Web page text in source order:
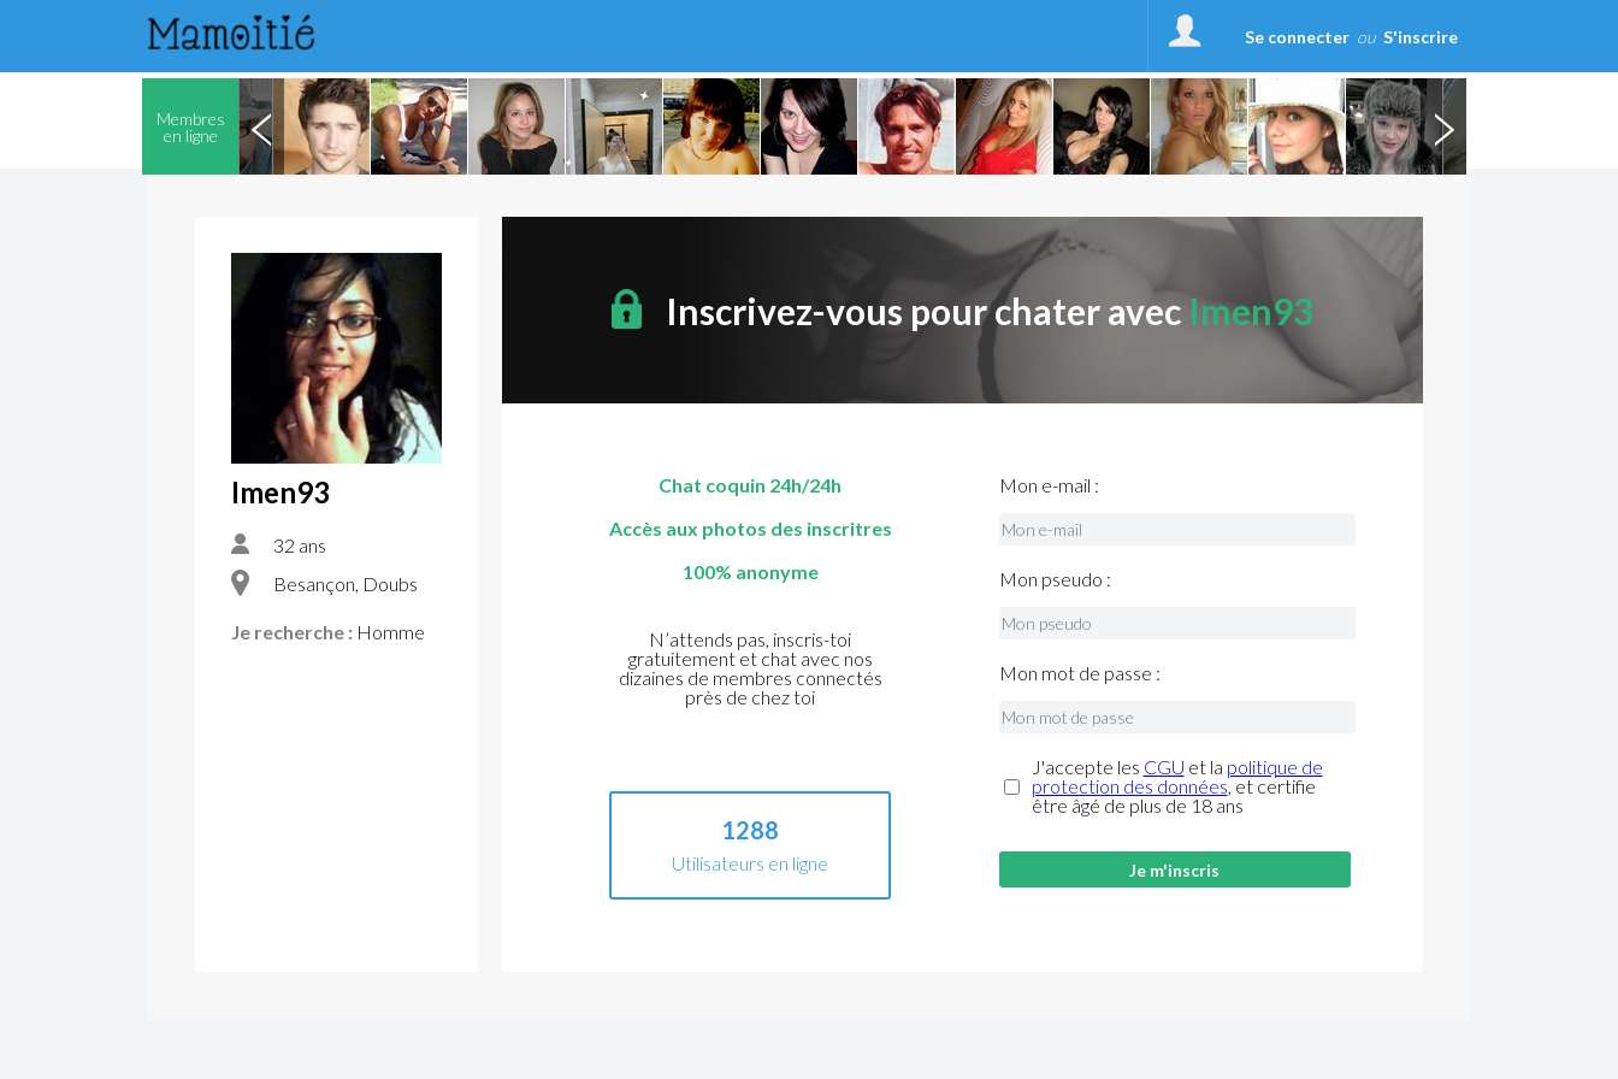
Se connecter ou S'inscrire
Membres
en ligne
Imen93
32 ans
Besançon, Doubs
Je recherche : Homme
Inscrivez-vous pour chater avec Imen93
Chat coquin 24h/24h
Accès aux photos des inscritres
100% anonyme
N’attends pas, inscris-toi
gratuitement et chat avec nos
dizaines de membres connectés
près de chez toi
1288
Utilisateurs en ligne
Mon e-mail :
Mon pseudo :
Mon mot de passe :
J'accepte les CGU et la politique de
protection des données, et certifie
être âgé de plus de 18 ans